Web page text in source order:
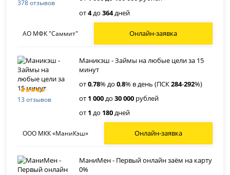
378 отзывов
от4до364дней
АО МФК "Саммит" Онлайн-заявка
13 отзывов
Маникэш - Займы на любые цели за 15
минут
от0,78% до0,8% в день (ПСК284-292%)
от 1 000до30 000 рублей
от 1 до 180дней
ООО МКК «МаниКэш» Онлайн-заявка
МаниМен - Первый онлайн заём на карту
0%